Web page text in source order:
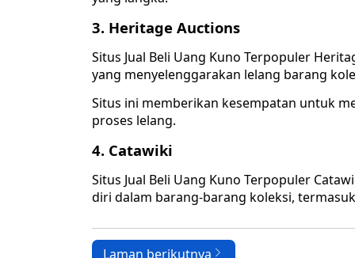
3. Heritage Auctions
Situs Jual Beli Uang Kuno Terpopuler
yang menyelenggarakan lelang barang
Situs ini memberikan kesempatan untuk
proses lelang.
4. Catawiki
Situs Jual Beli Uang Kuno Terpopuler
diri dalam barang-barang koleksi,
Laman berikutnya